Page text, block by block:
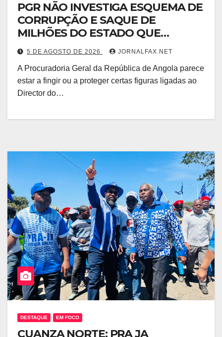
PGR NÃO INVESTIGA ESQUEMA DE
CORRUPÇÃO E SAQUE DE
MILHÕES DO ESTADO QUE
ENVOLVE ÓSCAR TITO CARDOSO
FERNANDES PROTEGIDO POR
EDELTRUDES COSTA
5 DE AGOSTO DE 2026 JORNALFAX.NET
A Procuradoria Geral da República de Angola parece
estar a fingir ou a proteger certas figuras ligadas ao
Director do…
DESTAQUE EM FOCO
CUANZA NORTE: PRA JA